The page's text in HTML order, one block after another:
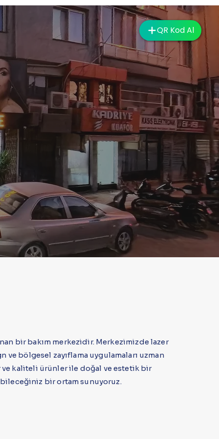
QR Kod Al
bir bakım merkezidir. Merkezimizde lazer
ve bölgesel zayıflama uygulamaları uzman
kaliteli ürünler ile doğal ve estetik bir
bir ortam sunuyoruz.